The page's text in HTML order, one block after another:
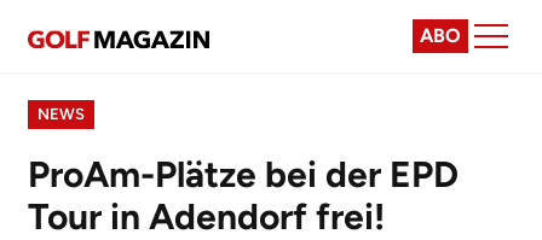
ABO
NEWS
ProAm-Plätze bei der EPD
Tour in Adendorf frei!